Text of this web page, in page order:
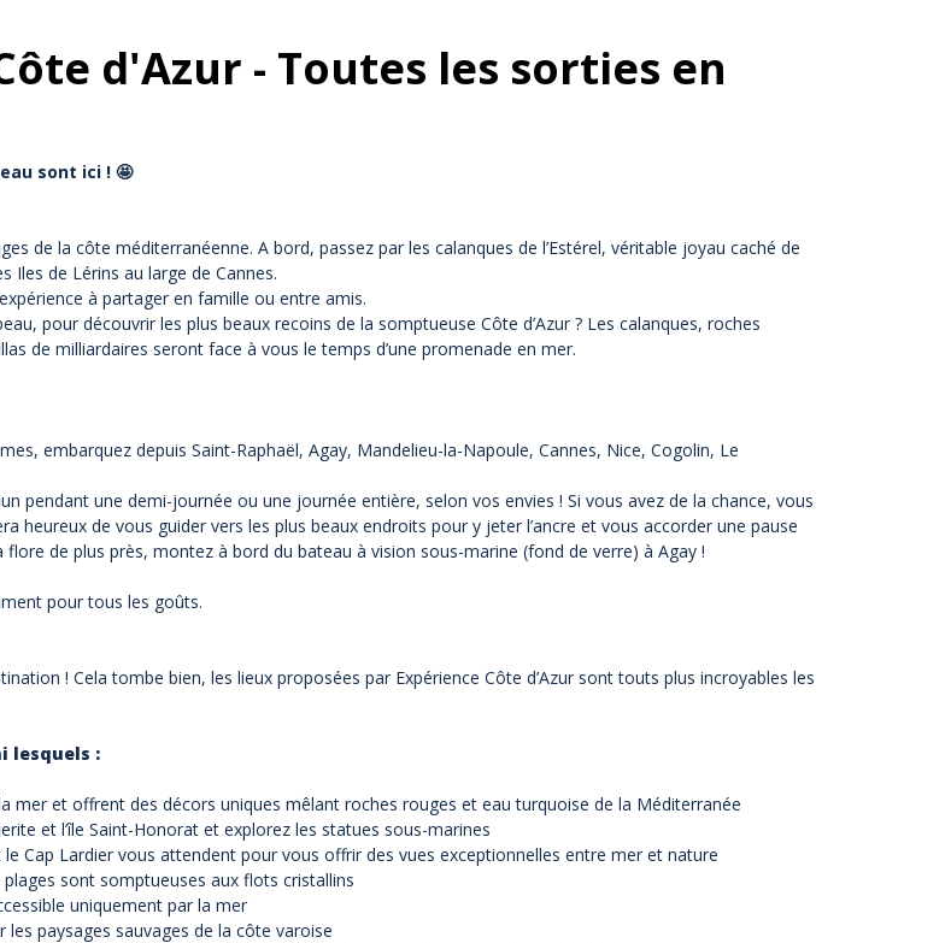
d'Azur - Toutes les sorties en
sont ici ! 🤩
de la côte méditerranéenne. A bord, passez par les calanques de l’Estérel, véritable joyau caché de
Iles de Lérins au large de Cannes.
à partager en famille ou entre amis.
pour découvrir les plus beaux recoins de la somptueuse Côte d’Azur ? Les calanques, roches
de milliardaires seront face à vous le temps d’une promenade en mer.
embarquez depuis Saint-Raphaël, Agay, Mandelieu-la-Napoule, Cannes, Nice, Cogolin, Le
pendant une demi-journée ou une journée entière, selon vos envies ! Si vous avez de la chance, vous
heureux de vous guider vers les plus beaux endroits pour y jeter l’ancre et vous accorder une pause
de plus près, montez à bord du bateau à vision sous-marine (fond de verre) à Agay !
pour tous les goûts.
! Cela tombe bien, les lieux proposées par Expérience Côte d’Azur sont touts plus incroyables les
lesquels :
mer et offrent des décors uniques mêlant roches rouges et eau turquoise de la Méditerranée
et l’île Saint-Honorat et explorez les statues sous-marines
le Cap Lardier vous attendent pour vous offrir des vues exceptionnelles entre mer et nature
plages sont somptueuses aux flots cristallins
uniquement par la mer
paysages sauvages de la côte varoise